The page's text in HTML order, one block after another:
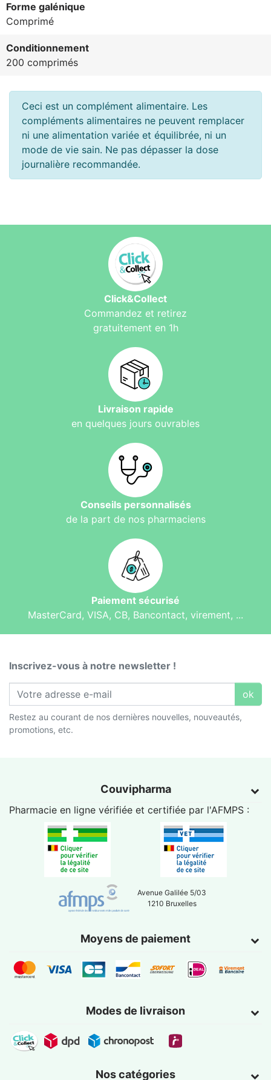
Forme galénique
Comprimé
Conditionnement
200 comprimés
Ceci est un complément alimentaire. Les
compléments alimentaires ne peuvent remplacer
ni une alimentation variée et équilibrée, ni un
mode de vie sain. Ne pas dépasser la dose
journalière recommandée.
Click&Collect
Commandez et retirez
gratuitement en 1h
Livraison rapide
en quelques jours ouvrables
Conseils personnalisés
de la part de nos pharmaciens
Paiement sécurisé
MasterCard, VISA, CB, Bancontact, virement, ...
Inscrivez-vous à notre newsletter !
ok
Restez au courant de nos dernières nouvelles, nouveautés,
promotions, etc.
Couvipharma
Pharmacie en ligne vérifiée et certifiée par l'AFMPS :
Avenue Galilée 5/03
1210 Bruxelles
Moyens de paiement
Modes de livraison
Nos catégories